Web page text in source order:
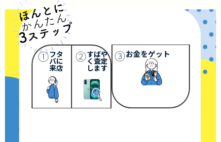
①フタ
バに
来店
②すばや
く査定
します
③お金をゲット